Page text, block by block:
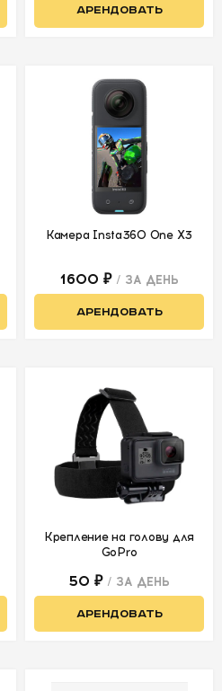
АРЕНДОВАТЬ
Камера Insta360 One X3
1600 ₽ / ЗА ДЕНЬ
АРЕНДОВАТЬ
Крепление на голову для
GoPro
50 ₽ / ЗА ДЕНЬ
АРЕНДОВАТЬ